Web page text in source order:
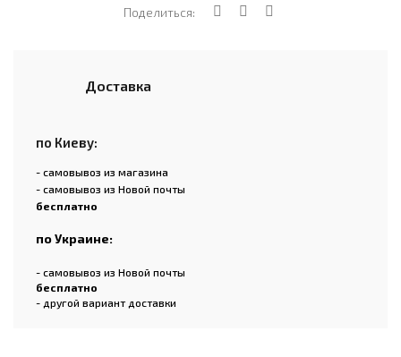
Поделиться:
Доставка
по Киеву:
- самовывоз из магазина
- самовывоз из Новой почты
бесплатно
по Украине:
- самовывоз из Новой почты
бесплатно
- другой вариант доставки